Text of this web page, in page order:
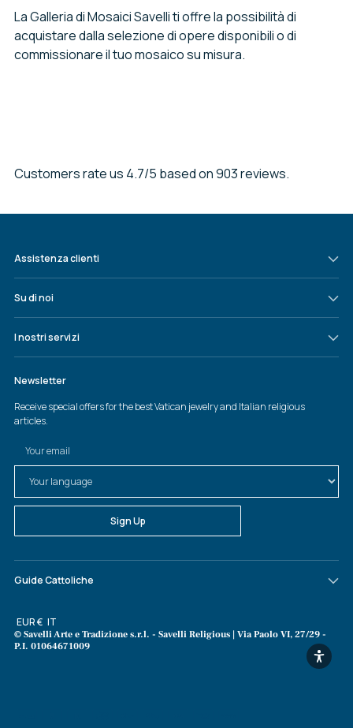
La Galleria di Mosaici Savelli ti offre la possibilità di
acquistare dalla selezione di opere disponibili o di
commissionare il tuo mosaico su misura.
Customers rate us 4.7/5 based on 903 reviews.
Assistenza clienti
Su di noi
I nostri servizi
Guide Cattoliche
© Savelli Arte e Tradizione s.r.l. - Savelli Religious | Via Paolo VI, 27/29 -
P.I. 01064671009
Valuta
EUR € Lingua
IT